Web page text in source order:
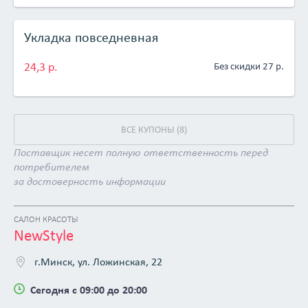
Укладка повседневная
24,3 р. Без скидки 27 р.
ВСЕ КУПОНЫ (8)
Поставщик несет полную ответственность перед
потребителем
за достоверность информации
САЛОН КРАСОТЫ
NewStyle
г.Минск, ул. Ложинская, 22
Сегодня с 09:00 до 20:00